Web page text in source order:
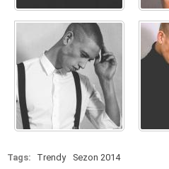
Tags: Trendy Sezon 2014